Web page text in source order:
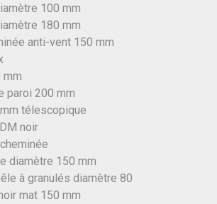
100 mm
180 mm
anti-vent 150 mm
mm
paroi 200 mm
télescopique
noir
diamètre 150 mm
à granulés diamètre 80
mat 150 mm